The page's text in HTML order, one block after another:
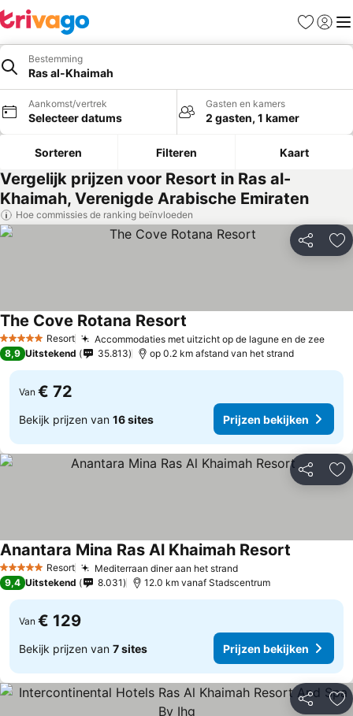
Favorieten
Bestemming
Ras al-Khaimah
Aankomst/vertrek
Selecteer datums
Gasten en kamers
2 gasten, 1 kamer
Sorteren Filteren Kaart
Vergelijk prijzen voor Resort in Ras al-
Khaimah, Verenigde Arabische Emiraten
Hoe commissies de ranking beïnvloeden
Delen
5 Sterren Resort Accommodaties met uitzicht op de lagune en de zee
The Cove Rotana Resort
8,9 Uitstekend 35.813 op 0.2 km afstand van het strand
Van € 72
Bekijk prijzen van 16 sites Prijzen bekijken
Delen
5 Sterren Resort Mediterraan diner aan het strandPrijzen bekijken
Anantara Mina Ras Al Khaimah Resort
9,4 Uitstekend 8.031 12.0 km vanaf Stadscentrum
Van € 129
Bekijk prijzen van 7 sites Prijzen bekijken
Delen